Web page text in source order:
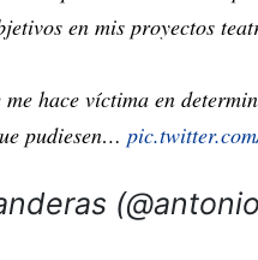
en mis proyectos
hace víctima en
pudiesen…